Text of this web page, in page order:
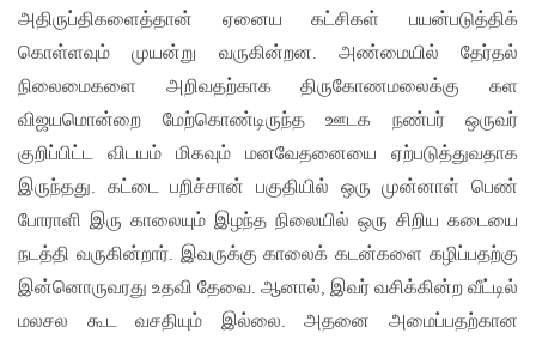
அதிருப்திகளைத்தான் ஏனைய கட்சிகள் பயன்படுத்திக்
கொள்ளவும் முயன்று வருகின்றன. அண்மையில் தேர்தல்
நிலைமைகளை அறிவதற்காக திருகோணமலைக்கு கள
விஜயமொன்றை மேற்கொண்டிருந்த ஊடக நண்பர் ஒருவர்
குறிப்பிட்ட விடயம் மிகவும் மனவேதனையை ஏற்படுத்துவதாக
இருந்தது. கட்டை பறிச்சான் பகுதியில் ஒரு முன்னாள் பெண்
போராளி இரு காலையும் இழந்த நிலையில் ஒரு சிறிய கடையை
நடத்தி வருகின்றார். இவருக்கு காலைக் கடன்களை கழிப்பதற்கு
இன்னொருவரது உதவி தேவை. ஆனால், இவர் வசிக்கின்ற வீட்டில்
மலசல கூட வசதியும் இல்லை. அதனை அமைப்பதற்கான